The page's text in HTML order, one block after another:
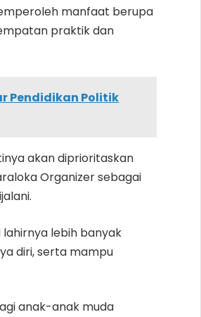
manfaat berupa
praktik dan
Pendidikan Politik
akan diprioritaskan
Organizer sebagai
lebih banyak
diri, serta mampu
anak-anak muda